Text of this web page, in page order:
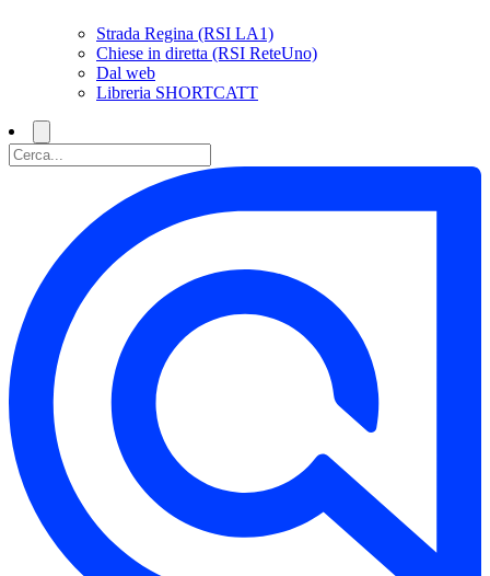
Strada Regina (RSI LA1)
Chiese in diretta (RSI ReteUno)
Dal web
Libreria SHORTCATT